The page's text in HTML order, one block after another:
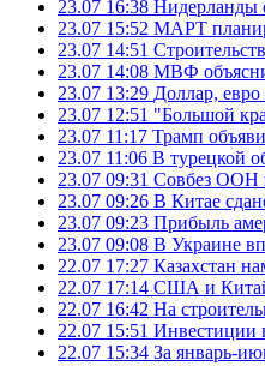
23.07 16:38 Нидерланды
23.07 15:52 МАРТ
23.07 14:51
23.07 14:08 МВФ
23.07 13:29 Доллар,
23.07 12:51 "Большой
23.07 11:17 Трамп
23.07 11:06 В турецкой
23.07 09:31 Совбез ООН
23.07 09:26 В Китае
23.07 09:23 Прибыль
23.07 09:08 В Украине
22.07 17:27 Казахстан
22.07 17:14 США и Китай
22.07 16:42 На
22.07 15:51 Инвестиции
22.07 15:34 За январь-